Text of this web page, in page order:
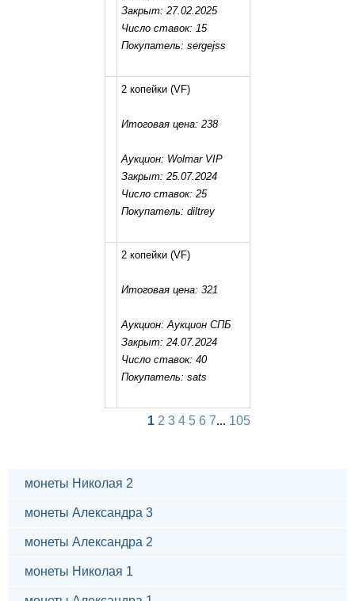
Закрыт: 27.02.2025
Число ставок: 15
Покупатель: sergejss
2 копейки (VF)
Итоговая цена: 238
Аукцион: Wolmar VIP
Закрыт: 25.07.2024
Число ставок: 25
Покупатель: diltrey
2 копейки (VF)
Итоговая цена: 321
Аукцион: Аукцион СПБ
Закрыт: 24.07.2024
Число ставок: 40
Покупатель: sats
1 2 3 4 5 6 7... 105
монеты Николая 2
монеты Александра 3
монеты Александра 2
монеты Николая 1